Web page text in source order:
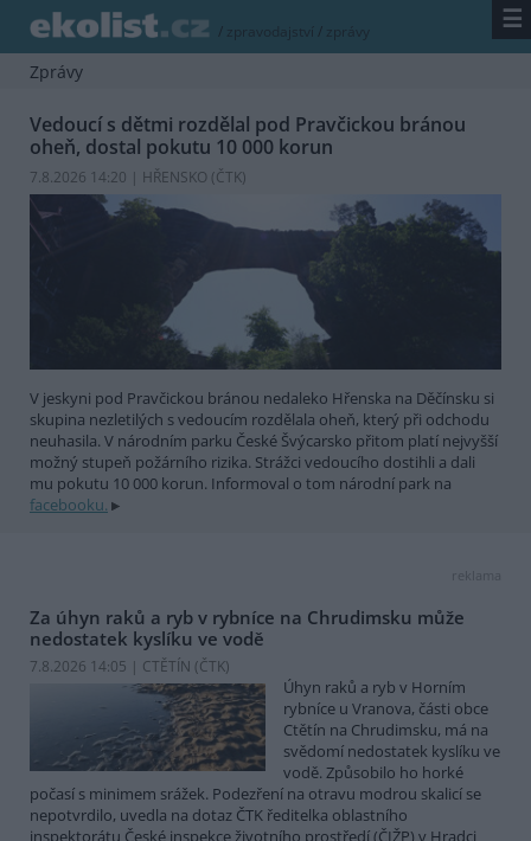
/ zpravodajství / zprávy ☰
Zprávy
Vedoucí s dětmi rozdělal pod Pravčickou bránou
oheň, dostal pokutu 10 000 korun
7.8.2026 14:20 | HŘENSKO (ČTK)
V jeskyni pod Pravčickou bránou nedaleko Hřenska na Děčínsku si
skupina nezletilých s vedoucím rozdělala oheň, který při odchodu
neuhasila. V národním parku České Švýcarsko přitom platí nejvyšší
možný stupeň požárního rizika. Strážci vedoucího dostihli a dali
mu pokutu 10 000 korun. Informoval o tom národní park na
facebooku.
reklama
Za úhyn raků a ryb v rybníce na Chrudimsku může
nedostatek kyslíku ve vodě
7.8.2026 14:05 | CTĚTÍN (ČTK)
Úhyn raků a ryb v Horním
rybníce u Vranova, části obce
Ctětín na Chrudimsku, má na
svědomí nedostatek kyslíku ve
vodě. Způsobilo ho horké
počasí s minimem srážek. Podezření na otravu modrou skalicí se
nepotvrdilo, uvedla na dotaz ČTK ředitelka oblastního
inspektorátu České inspekce životního prostředí (ČIŽP) v Hradci